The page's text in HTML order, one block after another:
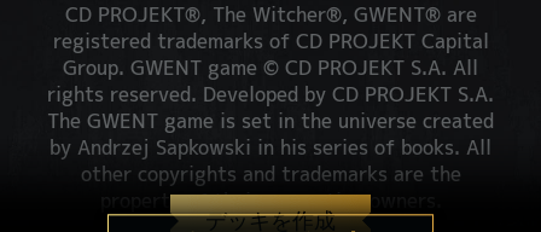
デッキを作成
CD PROJEKT®, The Witcher®, GWENT® are
registered trademarks of CD PROJEKT Capital
Group. GWENT game © CD PROJEKT S.A. All
rights reserved. Developed by CD PROJEKT S.A.
The GWENT game is set in the universe created
by Andrzej Sapkowski in his series of books. All
other copyrights and trademarks are the
property of their respective owners.